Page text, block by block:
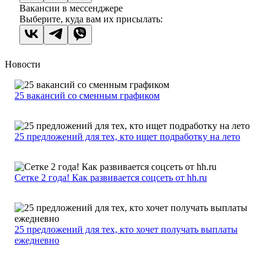
Вакансии в мессенджере
Выберите, куда вам их присылать:
Новости
25 вакансий со сменным графиком
25 предложений для тех, кто ищет подработку на лето
Сетке 2 года! Как развивается соцсеть от hh.ru
25 предложений для тех, кто хочет получать выплаты
ежедневно